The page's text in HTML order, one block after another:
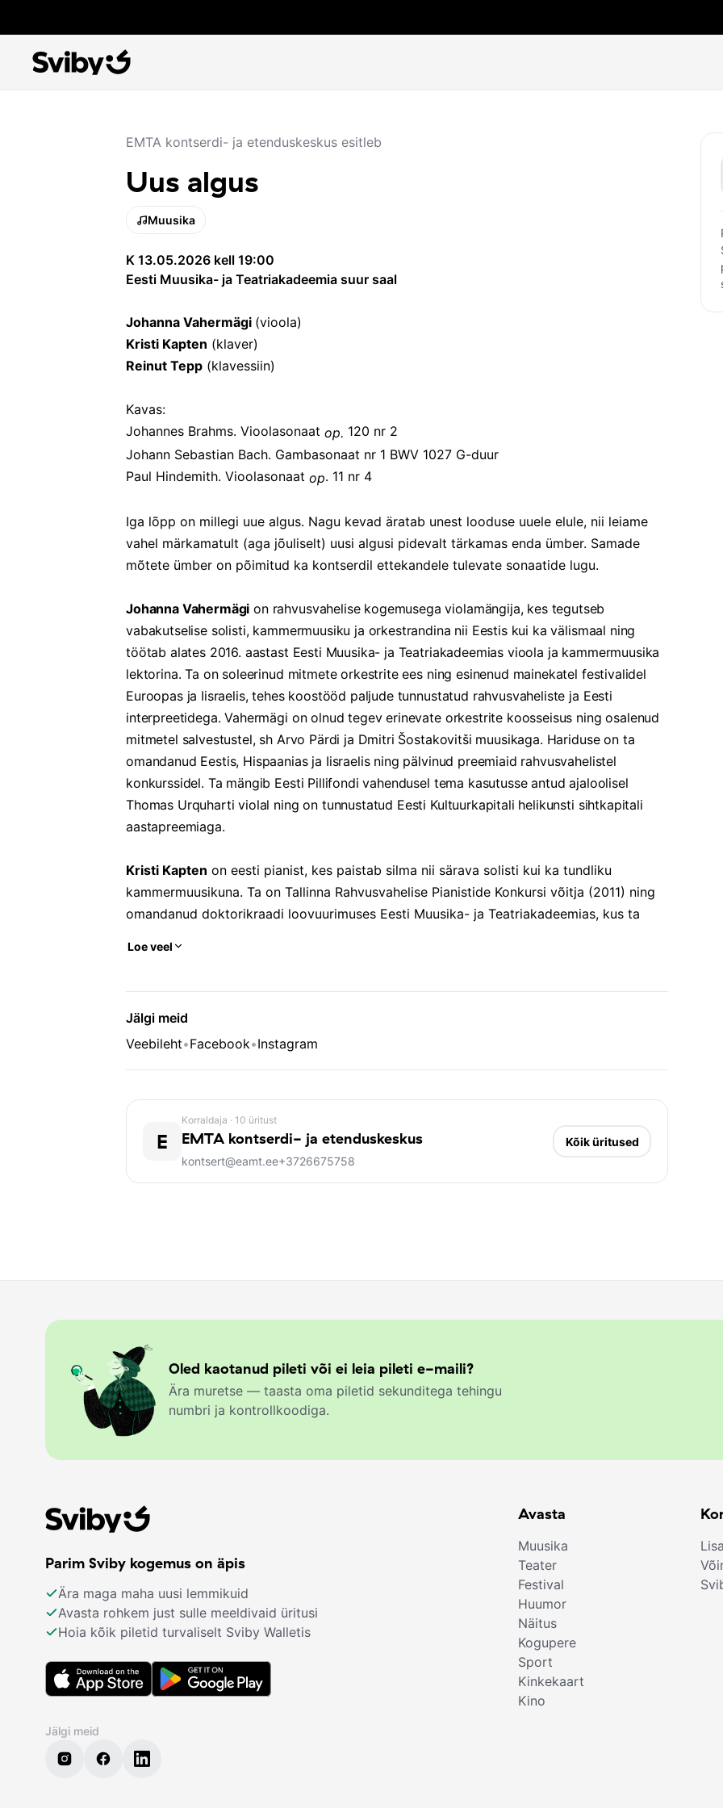
EMTA kontserdi- ja etenduskeskus esitleb
Uus algus
Muusika
K 13.05.2026 kell 19:00
Eesti Muusika- ja Teatriakadeemia suur saal
Johanna Vahermägi (vioola)
Kristi Kapten (klaver)
Reinut Tepp (klavessiin)
Kavas:
Johannes Brahms. Vioolasonaat op. 120 nr 2
Johann Sebastian Bach. Gambasonaat nr 1 BWV 1027 G-duur
Paul Hindemith. Vioolasonaat op. 11 nr 4
Iga lõpp on millegi uue algus. Nagu kevad äratab unest looduse uuele elule, nii leiame
vahel märkamatult (aga jõuliselt) uusi algusi pidevalt tärkamas enda ümber. Samade
mõtete ümber on põimitud ka kontserdil ettekandele tulevate sonaatide lugu.
Johanna Vahermägi on rahvusvahelise kogemusega violamängija, kes tegutseb
vabakutselise solisti, kammermuusiku ja orkestrandina nii Eestis kui ka välismaal ning
töötab alates 2016. aastast Eesti Muusika- ja Teatriakadeemias vioola ja kammermuusika
lektorina. Ta on soleerinud mitmete orkestrite ees ning esinenud mainekatel festivalidel
Euroopas ja Iisraelis, tehes koostööd paljude tunnustatud rahvusvaheliste ja Eesti
interpreetidega. Vahermägi on olnud tegev erinevate orkestrite koosseisus ning osalenud
mitmetel salvestustel, sh Arvo Pärdi ja Dmitri Šostakovitši muusikaga. Hariduse on ta
omandanud Eestis, Hispaanias ja Iisraelis ning pälvinud preemiaid rahvusvahelistel
konkurssidel. Ta mängib Eesti Pillifondi vahendusel tema kasutusse antud ajaloolisel
Thomas Urquharti violal ning on tunnustatud Eesti Kultuurkapitali helikunsti sihtkapitali
aastapreemiaga.
Kristi Kapten on eesti pianist, kes paistab silma nii särava solisti kui ka tundliku
kammermuusikuna. Ta on Tallinna Rahvusvahelise Pianistide Konkursi võitja (2011) ning
omandanud doktorikraadi loovuurimuses Eesti Muusika- ja Teatriakadeemias, kus ta
koostööd viiuldaja Stanislav Proniniga. Lisaks esineb ta loovuurija ja lektorina
rahvusvahelistel konverentsidel, olles ka Eesti Pianistide Liidu juhatuse liige.
haridustee on kulgenud Tallinna Muusikakeskkoolist ja Tallinna Konservatooriumist Eesti
Muusikaakadeemia magistrantuuri ning täiendusõpinguteni Prantsusmaal. Ta on teinud
koostööd mitmete tunnustatud barokk- ja kammermuusika kollektiividega ning alates
1998. aastast on tegev klavessinistina ansamblis Kremerata Baltica, kellega on esinenud
väljapaistvate külalisesinejate esituses, pakkudes kuulajatele unustamatuid
muusikaelamusi.
Loe veel
Jälgi meid
Veebileht•Facebook•Instagram
E
Korraldaja · 10 üritust
EMTA kontserdi- ja etenduskeskus
kontsert@eamt.ee+3726675758
Kõik üritused
Oled kaotanud pileti või ei leia pileti e-maili?
Ära muretse — taasta oma piletid sekunditega tehingu
numbri ja kontrollkoodiga.
Parim Sviby kogemus on äpis
Ära maga maha uusi lemmikuid
Avasta rohkem just sulle meeldivaid üritusi
Hoia kõik piletid turvaliselt Sviby Walletis
Jälgi meid
Avasta
Muusika
Teater
Festival
Huumor
Näitus
Kogupere
Sport
Kinkekaart
Kino